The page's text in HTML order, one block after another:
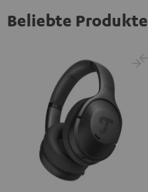
Beliebte Produkte